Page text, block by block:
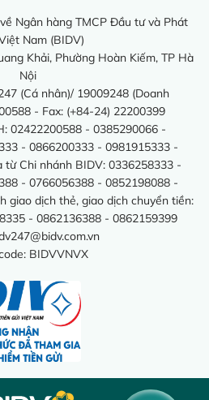
Ngân hàng TMCP Đầu tư và Phát
Nam (BIDV)
Khải, Phường Hoàn Kiếm, TP Hà
Nội
(Cá nhân)/ 19009248 (Doanh
- Fax: (+84-24) 22200399
02422200588 - 0385290066 -
- 0866200333 - 0981915333 -
từ Chi nhánh BIDV: 0336258333 -
- 0766056388 - 0852198088 -
giao dịch thẻ, giao dịch chuyển tiền:
- 0862136388 - 0862159399
BIDVVNVX